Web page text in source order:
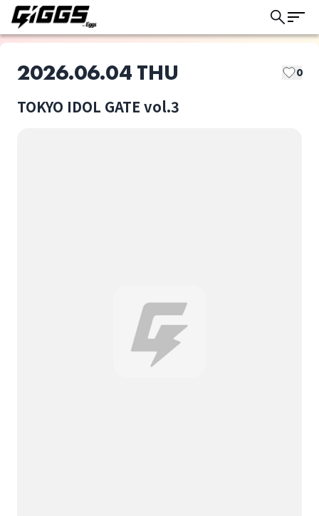
2026.06.04 THU 0
TOKYO IDOL GATE vol.3
TOKYO IDOL GATE
このライブの取り置きは終了しました